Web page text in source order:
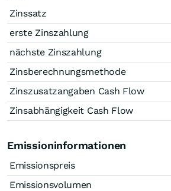
Zinssatz
erste Zinszahlung
nächste Zinszahlung
Zinsberechnungsmethode
Zinszusatzangaben Cash Flow
Zinsabhängigkeit Cash Flow
Emissioninformationen
Emissionspreis
Emissionsvolumen